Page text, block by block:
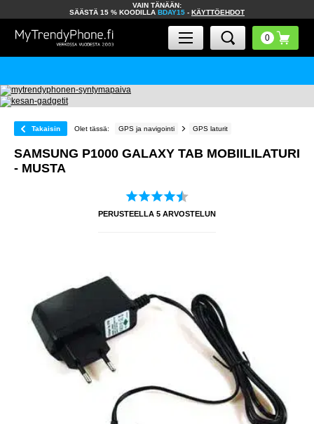
VAIN TÄNÄÄN:
SÄÄSTÄ 15 % KOODILLA BDAY15 - KÄYTTÖEHDOT
Takaisin Olet tässä: GPS ja navigointi GPS laturit
SAMSUNG P1000 GALAXY TAB MOBIILILATURI
- MUSTA
PERUSTEELLA 5 ARVOSTELUN